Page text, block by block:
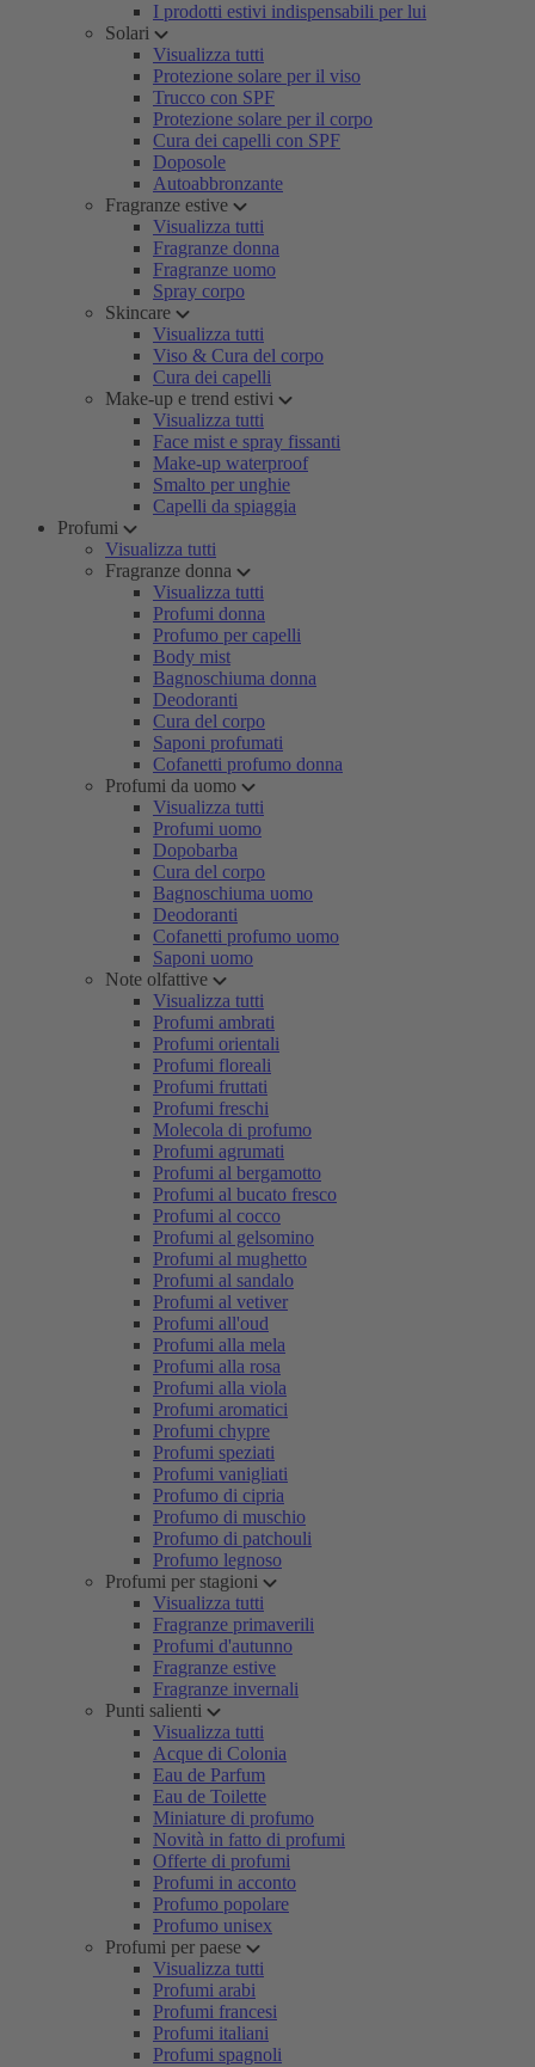
I prodotti estivi indispensabili per lui
Solari
Visualizza tutti
Protezione solare per il viso
Trucco con SPF
Protezione solare per il corpo
Cura dei capelli con SPF
Doposole
Autoabbronzante
Fragranze estive
Visualizza tutti
Fragranze donna
Fragranze uomo
Spray corpo
Skincare
Visualizza tutti
Viso & Cura del corpo
Cura dei capelli
Make-up e trend estivi
Visualizza tutti
Face mist e spray fissanti
Make-up waterproof
Smalto per unghie
Capelli da spiaggia
Profumi
Visualizza tutti
Fragranze donna
Visualizza tutti
Profumi donna
Profumo per capelli
Body mist
Bagnoschiuma donna
Deodoranti
Cura del corpo
Saponi profumati
Cofanetti profumo donna
Profumi da uomo
Visualizza tutti
Profumi uomo
Dopobarba
Cura del corpo
Bagnoschiuma uomo
Deodoranti
Cofanetti profumo uomo
Saponi uomo
Note olfattive
Visualizza tutti
Profumi ambrati
Profumi orientali
Profumi floreali
Profumi fruttati
Profumi freschi
Molecola di profumo
Profumi agrumati
Profumi al bergamotto
Profumi al bucato fresco
Profumi al cocco
Profumi al gelsomino
Profumi al mughetto
Profumi al sandalo
Profumi al vetiver
Profumi all'oud
Profumi alla mela
Profumi alla rosa
Profumi alla viola
Profumi aromatici
Profumi chypre
Profumi speziati
Profumi vanigliati
Profumo di cipria
Profumo di muschio
Profumo di patchouli
Profumo legnoso
Profumi per stagioni
Visualizza tutti
Fragranze primaverili
Profumi d'autunno
Fragranze estive
Fragranze invernali
Punti salienti
Visualizza tutti
Acque di Colonia
Eau de Parfum
Eau de Toilette
Miniature di profumo
Novità in fatto di profumi
Offerte di profumi
Profumi in acconto
Profumo popolare
Profumo unisex
Profumi per paese
Visualizza tutti
Profumi arabi
Profumi francesi
Profumi italiani
Profumi spagnoli